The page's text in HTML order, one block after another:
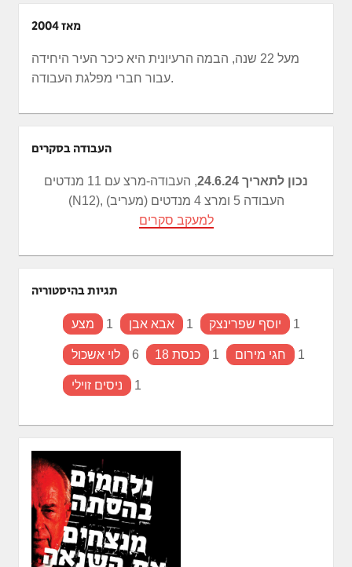
מאז 2004
מעל 22 שנה, הבמה הרעיונית היא כיכר העיר היחידה
עבור חברי מפלגת העבודה.
העבודה בסקרים
נכון לתאריך 24.6.24
, העבודה-מרצ עם 11 מנדטים
(N12), העבודה 5 ומרצ 4 מנדטים (מעריב)
למעקב סקרים
תגיות בהיסטוריה
מצע 1 אבא אבן 1 יוסף שפרינצק 1
לוי אשכול 6 כנסת 18 1 חגי מירום 1
ניסים זוילי 1